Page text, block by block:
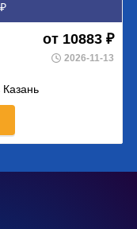
от 10883 ₽
2026-11-13